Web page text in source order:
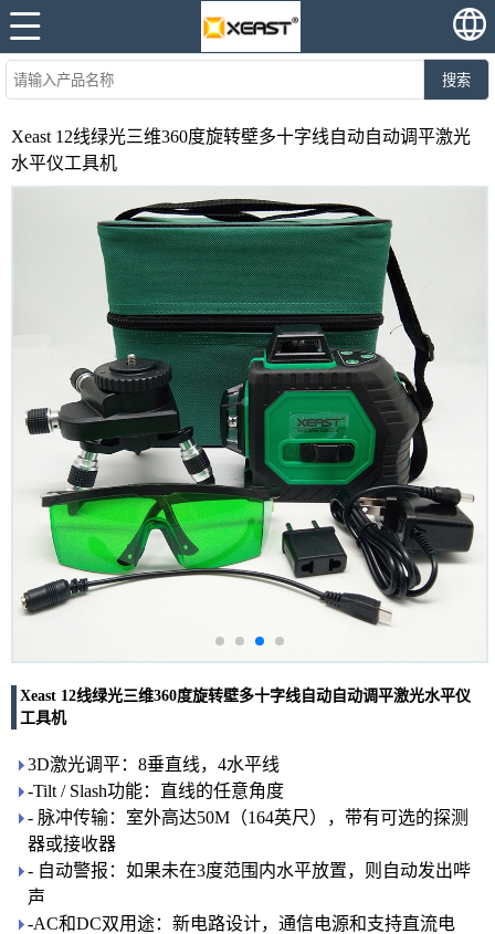
搜索
Xeast 12线绿光三维360度旋转壁多十字线自动自动调平激光
水平仪工具机
Xeast 12线绿光三维360度旋转壁多十字线自动自动调平激光水平仪
工具机
3D激光调平：8垂直线，4水平线
-Tilt / Slash功能：直线的任意角度
- 脉冲传输：室外高达50M（164英尺），带有可选的探测
器或接收器
- 自动警报：如果未在3度范围内水平放置，则自动发出哔
声
-AC和DC双用途：新电路设计，通信电源和支持直流电